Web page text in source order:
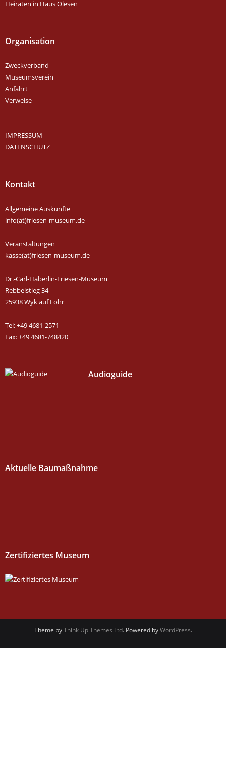
Heiraten in Haus Olesen
Organisation
Zweckverband
Museumsverein
Anfahrt
Verweise
IMPRESSUM
DATENSCHUTZ
Kontakt
Allgemeine Auskünfte
info(at)friesen-museum.de
Veranstaltungen
kasse(at)friesen-museum.de
Dr.-Carl-Häberlin-Friesen-Museum
Rebbelstieg 34
25938 Wyk auf Föhr
Tel: +49 4681-2571
Fax: +49 4681-748420
Audioguide
Aktuelle Baumaßnahme
Zertifiziertes Museum
Theme byThink Up Themes Ltd. Powered byWordPress.